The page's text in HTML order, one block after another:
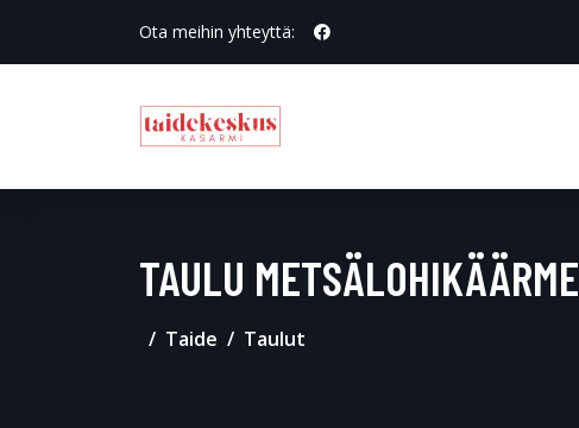
Ota meihin yhteyttä:
TAULU METSÄLOHIKÄÄRME
Taide Taulut